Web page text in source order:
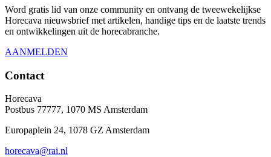
Word gratis lid van onze community en ontvang de tweewekelijkse
Horecava nieuwsbrief met artikelen, handige tips en de laatste trends
en ontwikkelingen uit de horecabranche.
AANMELDEN
Contact
Horecava
Postbus 77777, 1070 MS Amsterdam
Europaplein 24, 1078 GZ Amsterdam
horecava@rai.nl